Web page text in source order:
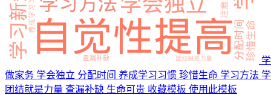
做家务 学会独立 分配时间 养成学习习惯 珍惜生命 学习方法
团结就是力量 查漏补缺 生命可贵 收藏模板 使用此模板